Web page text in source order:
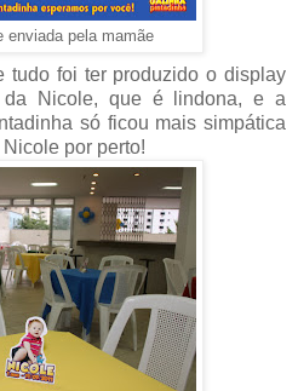
enviada pela mamãe
tudo foi ter produzido o display
da Nicole, que é lindona, e a
só ficou mais simpática
por perto!